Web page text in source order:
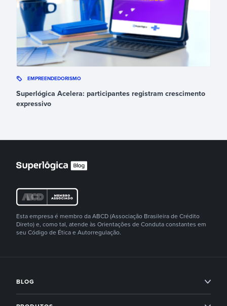
EMPREENDEDORISMO
Superlógica Acelera: participantes registram crescimento
expressivo
Esta empresa é membro da ABCD (Associação Brasileira de Crédito
Direto) e, como tal, atende às Orientações de Conduta constantes em
seu Código de Ética e Autorregulação.
BLOG